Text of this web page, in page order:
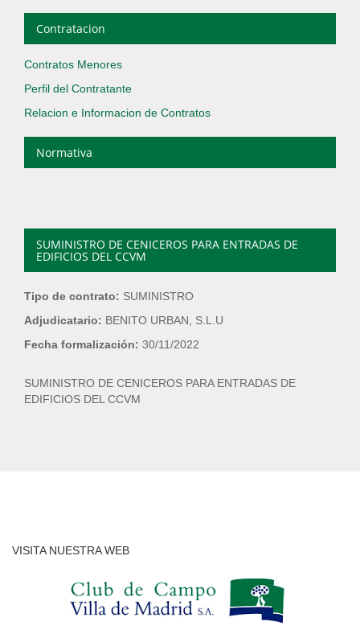
Contratacion
Contratos Menores
Perfil del Contratante
Relacion e Informacion de Contratos
Normativa
SUMINISTRO DE CENICEROS PARA ENTRADAS DE
EDIFICIOS DEL CCVM
Tipo de contrato: SUMINISTRO
Adjudicatario: BENITO URBAN, S.L.U
Fecha formalización: 30/11/2022
SUMINISTRO DE CENICEROS PARA ENTRADAS DE
EDIFICIOS DEL CCVM
VISITA NUESTRA WEB